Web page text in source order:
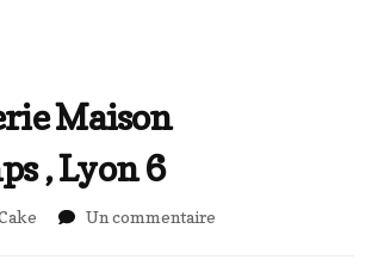
Maison
, Lyon 6
Un commentaire